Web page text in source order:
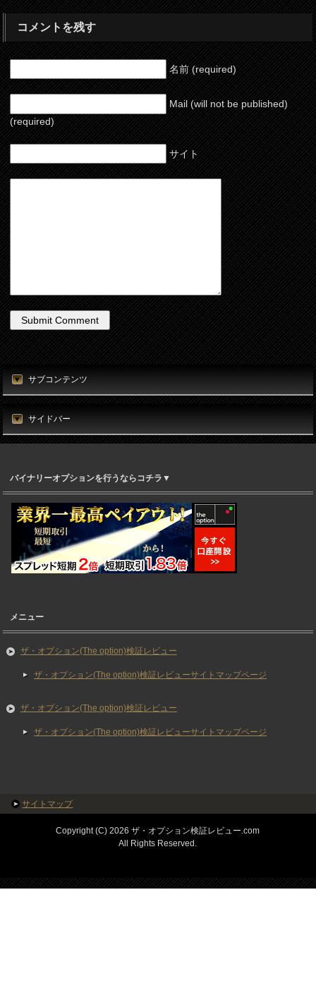
コメントを残す
名前 (required)
Mail (will not be published)
(required)
サイト
サブコンテンツ
サイドバー
バイナリーオプションを行うならコチラ▼
メニュー
ザ・オプション(The option)検証レビュー
ザ・オプション(The option)検証レビューサイトマップページ
ザ・オプション(The option)検証レビュー
ザ・オプション(The option)検証レビューサイトマップページ
サイトマップ
Copyright (C) 2026 ザ・オプション検証レビュー.com
All Rights Reserved.